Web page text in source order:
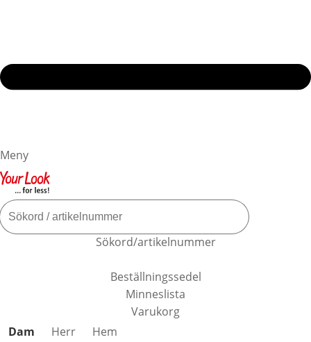
Meny
Sökord/artikelnummer
Beställningssedel
Minneslista
Varukorg
Hoppa över produktkategorier
Dam Herr
Hem